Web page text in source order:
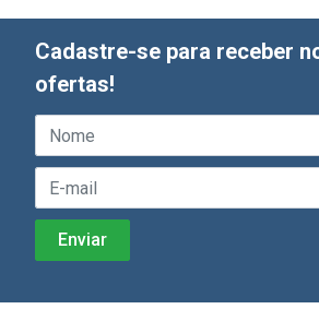
Cadastre-se para receber
ofertas!